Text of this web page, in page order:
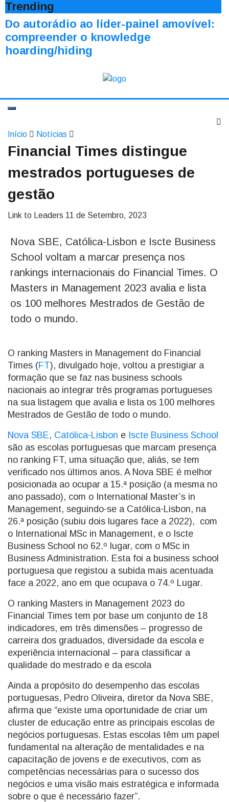
Trending
Do autorádio ao líder-painel amovível:
compreender o knowledge
hoarding/hiding
Início Notícias
Financial Times distingue
mestrados portugueses de
gestão
Link to Leaders 11 de Setembro, 2023
Nova SBE, Católica-Lisbon e Iscte Business
School voltam a marcar presença nos
rankings internacionais do Financial Times. O
Masters in Management 2023 avalia e lista
os 100 melhores Mestrados de Gestão de
todo o mundo.
O ranking Masters in Management do Financial
Times (FT), divulgado hoje, voltou a prestigiar a
formação que se faz nas business schools
nacionais ao integrar três programas portugueses
na sua listagem que avalia e lista os 100 melhores
Mestrados de Gestão de todo o mundo.
Nova SBE, Católica-Lisbon e Iscte Business School
são as escolas portuguesas que marcam presença
no ranking FT, uma situação que, aliás, se tem
verificado nos últimos anos. A Nova SBE é melhor
posicionada ao ocupar a 15.ª posição (a mesma no
ano passado), com o International Master’s in
Management, seguindo-se a Católica-Lisbon, na
26.ª posição (subiu dois lugares face a 2022), com
o International MSc in Management, e o Iscte
Business School no 62.º lugar, com o MSc in
Business Administration. Esta foi a business school
portuguesa que registou a subida mais acentuada
face a 2022, ano em que ocupava o 74.º Lugar.
O ranking Masters in Management 2023 do
Financial Times tem por base um conjunto de 18
indicadores, em três dimensões – progresso de
carreira dos graduados, diversidade da escola e
experiência internacional – para classificar a
qualidade do mestrado e da escola
Ainda a propósito do desempenho das escolas
portuguesas, Pedro Oliveira, diretor da Nova SBE,
afirma que “existe uma oportunidade de criar um
cluster de educação entre as principais escolas de
negócios portuguesas. Estas escolas têm um papel
fundamental na alteração de mentalidades e na
capacitação de jovens e de executivos, com as
competências necessárias para o sucesso dos
negócios e uma visão mais estratégica e informada
sobre o que é necessário fazer”.